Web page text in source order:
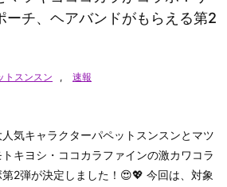
ーチ、ヘアバンドがもらえる第2
トスンスン , 速報
人気キャラクターパペットスンスンとマツ
トキヨシ・ココカラファインの激カワコラ
第2弾が決定しました！😍💖 今回は、対象